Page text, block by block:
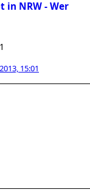
in NRW - Wer
15:01